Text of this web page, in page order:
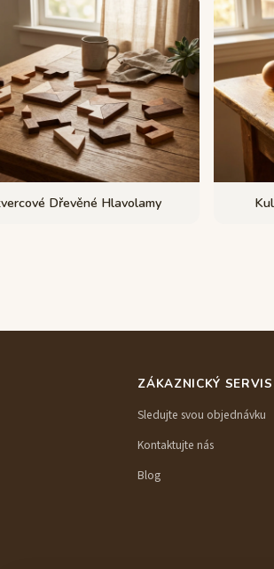
Dřevěné Hlavolamy
ZÁKAZNICKÝ SERVIS
Sledujte svou objednávku
Kontaktujte nás
Blog